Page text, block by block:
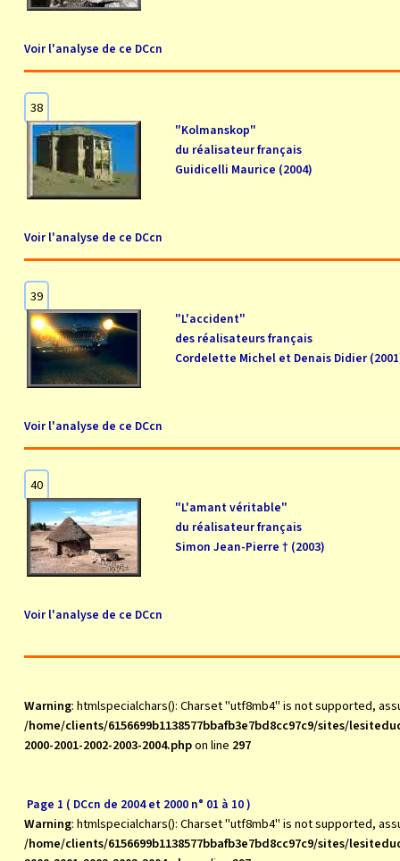
Voir l'analyse de ce DCcn
38
"Kolmanskop"
du réalisateur français
Guidicelli Maurice (2004)
Voir l'analyse de ce DCcn
39
"L'accident"
des réalisateurs français
Cordelette Michel et Denais Didier
Voir l'analyse de ce DCcn
40
"L'amant véritable"
du réalisateur français
Simon Jean-Pierre † (2003)
Voir l'analyse de ce DCcn
Warning: htmlspecialchars(): Charset "utf8mb4" is not supported,
/home/clients/6156699b1138577bbafb3e7bd8cc97c9/sites/
2000-2001-2002-2003-2004.phpon line 297
Page 1 ( DCcn de 2004 et 2000 n° 01 à 10 )
Warning: htmlspecialchars(): Charset "utf8mb4" is not supported,
/home/clients/6156699b1138577bbafb3e7bd8cc97c9/sites/